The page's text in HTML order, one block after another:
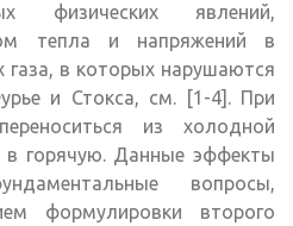
физических явлений,
тепла и напряжений в
газа, в которых нарушаются
и Стокса, см. [1-4]. При
из холодной
в горячую. Данные эффекты
вопросы,
формулировки второго